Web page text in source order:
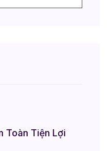
Toàn Tiện Lợi